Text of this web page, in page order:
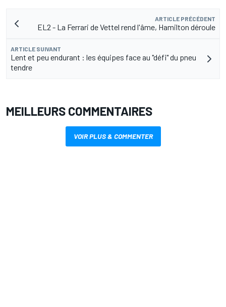
ARTICLE PRÉCÉDENT
EL2 - La Ferrari de Vettel rend l'âme, Hamilton déroule
ARTICLE SUIVANT
Lent et peu endurant : les équipes face au "défi" du pneu
tendre
MEILLEURS COMMENTAIRES
VOIR PLUS & COMMENTER